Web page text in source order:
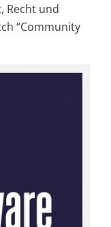
Recht und
“Community